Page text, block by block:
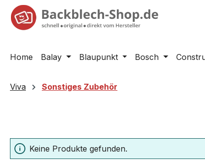
Zur Hauptnavigation springen
Home Balay Blaupunkt Bosch
Viva Sonstiges Zubehör
Keine Produkte gefunden.